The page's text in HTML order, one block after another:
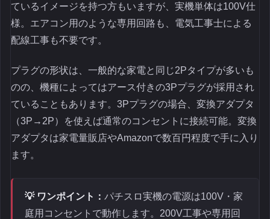
ているイメージを持つ方もいますが、実機単体は100V仕
様。エアコン用のような専用回路も、電気工事士による
配線工事も不要です。
プラグの形状は、一般的な家電と同じ2Pタイプが多いも
のの、機種によってはアース付きの3Pプラグが採用され
ていることもあります。3Pプラグの場合、変換アダプタ
（3P→2P）を使えば通常のコンセントに接続可能。変換
アダプタは家電量販店やAmazonで数百円程度で手に入り
ます。
💡 ワンポイント： パチスロ実機の電源は100V・家
庭用コンセントで動作します。200V工事や専用回